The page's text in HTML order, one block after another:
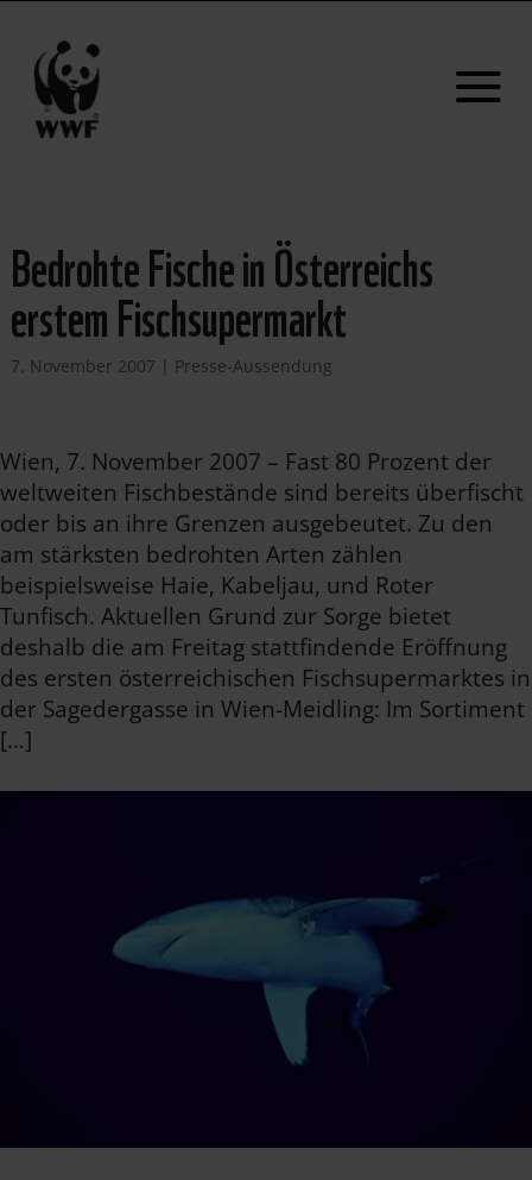
Bedrohte Fische in Österreichs
erstem Fischsupermarkt
7. November 2007 | Presse-Aussendung
Wien, 7. November 2007 – Fast 80 Prozent der
weltweiten Fischbestände sind bereits überfischt
oder bis an ihre Grenzen ausgebeutet. Zu den
am stärksten bedrohten Arten zählen
beispielsweise Haie, Kabeljau, und Roter
Tunfisch. Aktuellen Grund zur Sorge bietet
deshalb die am Freitag stattfindende Eröffnung
des ersten österreichischen Fischsupermarktes in
der Sagedergasse in Wien-Meidling: Im Sortiment
[…]